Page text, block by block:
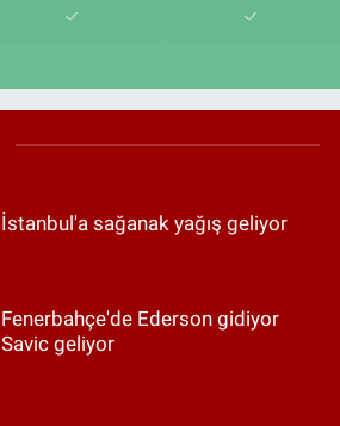
İstanbul'a sağanak yağış geliyor
Fenerbahçe'de Ederson gidiyor
Savic geliyor